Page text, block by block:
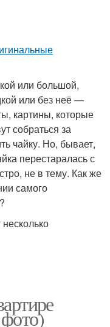
или большой,
или без неё —
картины, которые
собраться за
чайку. Но, бывает,
перестаралась с
не в тему. Как же
самого